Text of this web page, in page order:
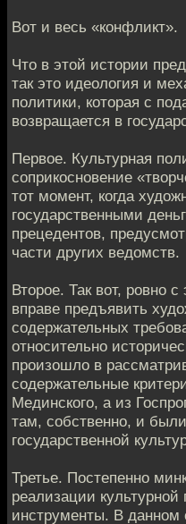
Вот и весь «конфликт».
Что в этой истории
так это идеология и
политики, которая с
возвращается в
Первое. Культурная
соприкосновение
тот момент, когда
государственными
прецедентов,
части других ведомств.
Второе. Так вот, ровно
вправе предъявить
содержательных
относительно
произошло в
содержательные
Мединского, а из
там, собственно, и
государственной
Третье. Постепенно
реализации
инструменты. В